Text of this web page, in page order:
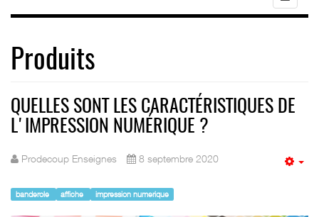
Produits
QUELLES SONT LES CARACTÉRISTIQUES DE
L'IMPRESSION NUMÉRIQUE ?
Prodecoup Enseignes 8 septembre 2020
banderole affiche impression numerique